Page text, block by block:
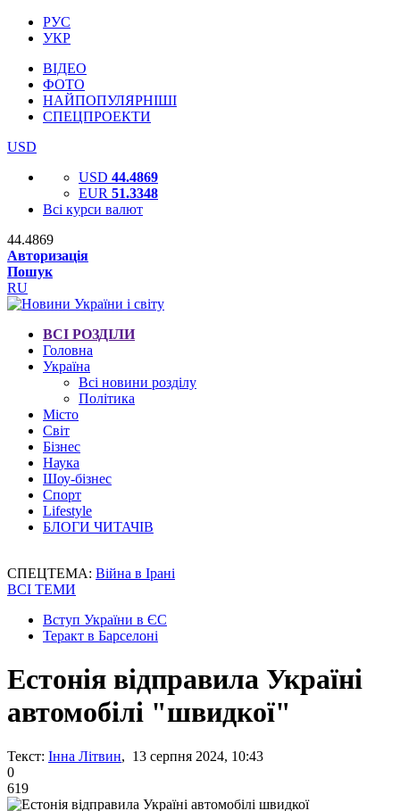
РУС
УКР
ВІДЕО
ФОТО
НАЙПОПУЛЯРНІШІ
СПЕЦПРОЕКТИ
USD
USD 44.4869
EUR 51.3348
Всі курси валют
44.4869
Авторизація
Пошук
RU
ВСІ РОЗДІЛИ
Головна
Україна
Всі новини розділу
Політика
Місто
Світ
Бізнес
Наука
Шоу-бізнес
Спорт
Lifestyle
БЛОГИ ЧИТАЧІВ
СПЕЦТЕМА: Війна в Ірані
ВСІ ТЕМИ
Вступ України в ЄС
Теракт в Барселоні
Естонія відправила Україні
автомобілі "швидкої"
Текст: Інна Літвин, 13 серпня 2024, 10:43
0
619